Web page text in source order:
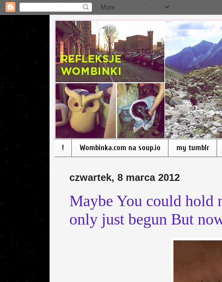
! Wombinka.com na soup.io my tumblr
czwartek, 8 marca 2012
Maybe You could hold
only just begun But